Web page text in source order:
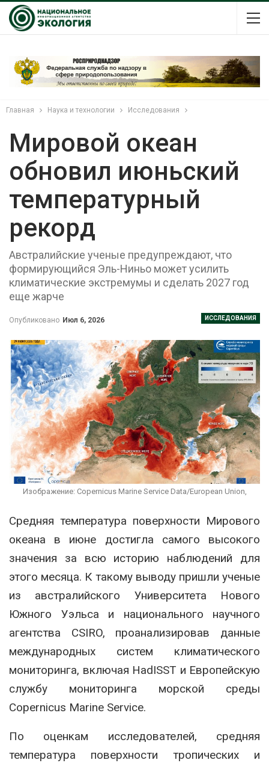
Главная Наука и технологии Исследования
Мировой океан
обновил июньский
температурный
рекорд
Австралийские ученые предупреждают, что
формирующийся Эль-Ниньо может усилить
климатические экстремумы и сделать 2027 год
еще жарче
ИССЛЕДОВАНИЯ
Опубликовано Июл 6, 2026
Изображение: Copernicus Marine Service Data/European Union,
Средняя температура поверхности Мирового
океана в июне достигла самого высокого
значения за всю историю наблюдений для
этого месяца. К такому выводу пришли ученые
из австралийского Университета Нового
Южного Уэльса и национального научного
агентства CSIRO, проанализировав данные
международных систем климатического
мониторинга, включая HadISST и Европейскую
службу мониторинга морской среды
Copernicus Marine Service.
По оценкам исследователей, средняя
температура поверхности тропических и